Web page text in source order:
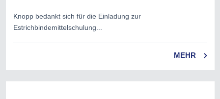
Knopp bedankt sich für die Einladung zur
Estrichbindemittelschulung...
MEHR